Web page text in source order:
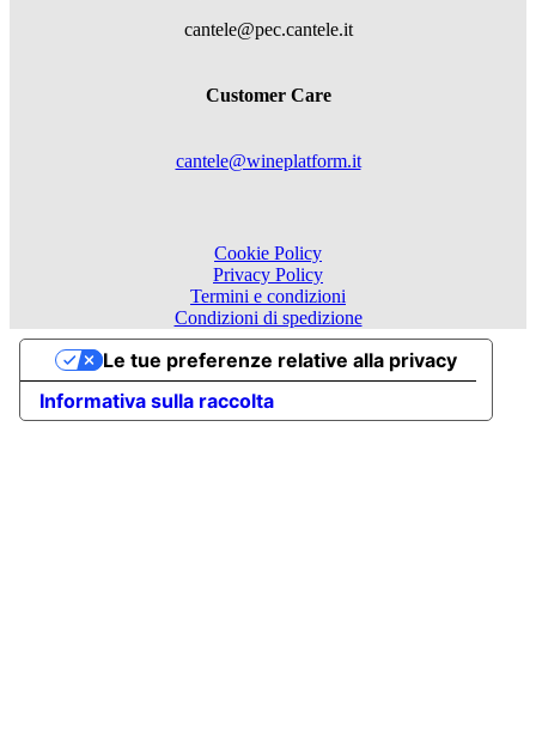
cantele@pec.cantele.it
Customer Care
cantele@wineplatform.it
Cookie Policy
Privacy Policy
Termini e condizioni
Condizioni di spedizione
Informativa sulla raccolta
Le tue preferenze relative alla privacy